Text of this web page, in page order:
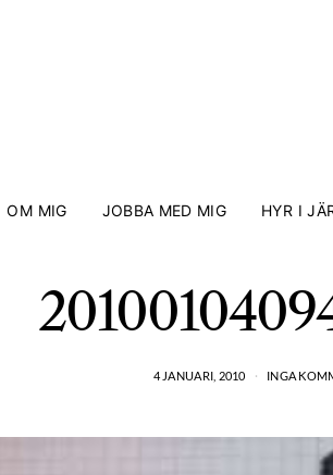
OM MIG JOBBA MED MIG HYR I
4 JANUARI, 2010 INGA